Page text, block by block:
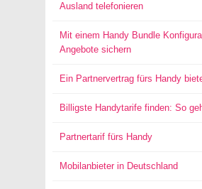
Ausland telefonieren
Mit einem Handy Bundle
Angebote sichern
Ein Partnervertrag fürs Handy
Billigste Handytarife finden: So
Partnertarif fürs Handy
Mobilanbieter in Deutschland